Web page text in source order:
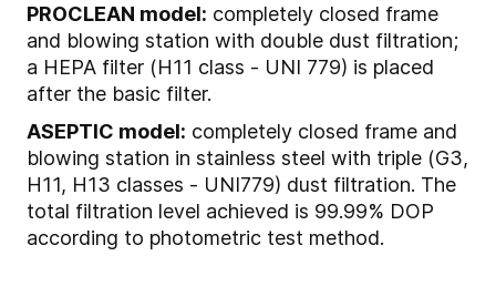
PROCLEAN model: completely closed frame
and blowing station with double dust filtration;
a HEPA filter (H11 class - UNI 779) is placed
after the basic filter.
ASEPTIC model: completely closed frame and
blowing station in stainless steel with triple (G3,
H11, H13 classes - UNI779) dust filtration. The
total filtration level achieved is 99.99% DOP
according to photometric test method.